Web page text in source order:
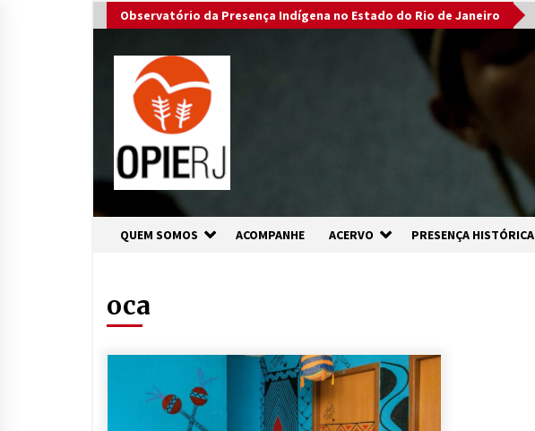
to
Observatório da Presença Indígena no Estado do Rio de Janeiro
QUEM SOMOS ACOMPANHE ACERVO PRESENÇA HISTÓRICA
oca